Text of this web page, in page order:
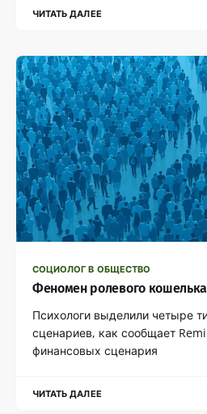
ЧИТАТЬ ДАЛЕЕ
СОЦИОЛОГ В ОБЩЕСТВО
Феномен ролевого кошелька
Психологи выделили четыре
сценариев, как сообщает
финансовых сценария
ЧИТАТЬ ДАЛЕЕ